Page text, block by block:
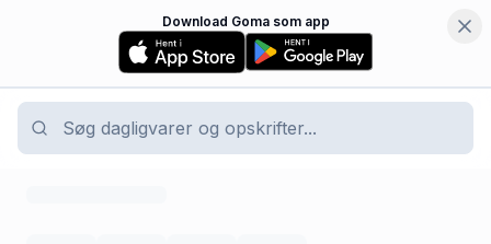
Download Goma som app